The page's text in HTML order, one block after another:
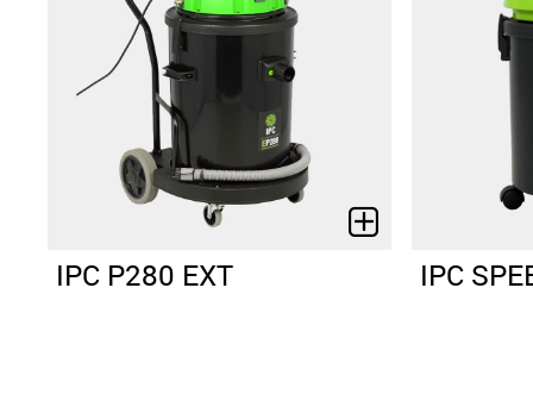
IPC P280 EXT IPC